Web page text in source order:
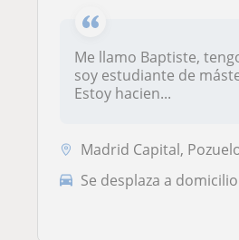
Me llamo Baptiste,
soy estudiante de
Estoy hacien...
Madrid Capital,
Se desplaza a domicilio